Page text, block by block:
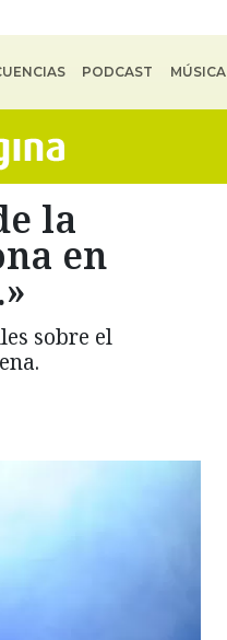
PODCAST MÚSICA
la
en
sobre el